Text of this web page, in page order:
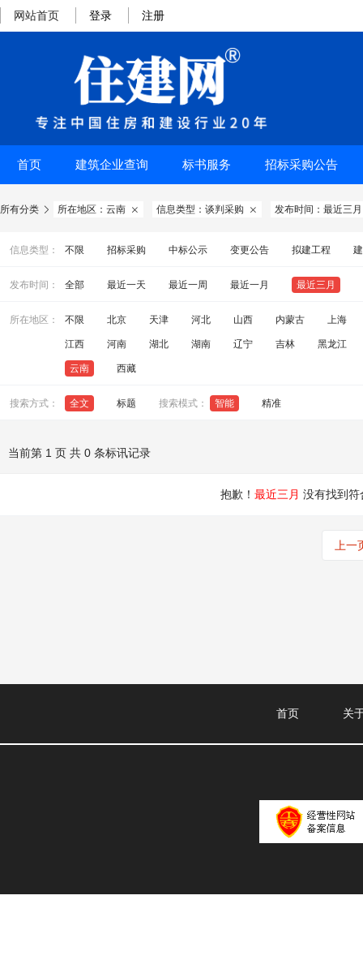
网站首页 登录 注册
首页 建筑企业查询 标书服务 招标采购公告
所有分类  所在地区：云南  信息类型：谈判采购  发布时间：最近三月
信息类型： 不限 招标采购 中标公示 变更公告 拟建工程
发布时间： 全部 最近一天 最近一周 最近一月 最近三月
所在地区： 不限 北京 天津 河北 山西 内蒙古 上海
江西 河南 湖北 湖南 辽宁 吉林 黑龙江
云南 西藏
搜索方式： 全文 标题 搜索模式： 智能 精准
当前第 1 页 共 0 条标讯记录
抱歉！ 最近三月 没有找到符
上一
首页 关